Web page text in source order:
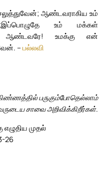
ஆண்டவராகிய உம்
இப்பொழுதே உம் மக்கள்
ஆண்டவரே! உமக்கு என்
– பல்லவி
பருகும்போதெல்லாம்
சாவை அறிவிக்கிறீர்கள்.
எழுதிய முதல்
26